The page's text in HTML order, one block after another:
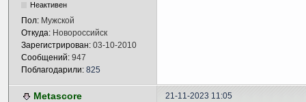
Неактивен
Пол: Мужской
Откуда: Новороссийск
Зарегистрирован: 03-10-2010
Сообщений: 947
Поблагодарили: 825
Metascore 21-11-2023 11:05